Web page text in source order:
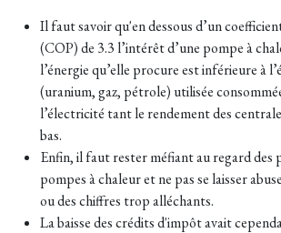
Il faut savoir qu'en dessous d’un
(COP) de 3.3 l’intérêt d’une pompe à
l’énergie qu’elle procure est inférieure à
(uranium, gaz, pétrole) utilisée
l’électricité tant le rendement des
bas.
Enfin, il faut rester méfiant au regard des
pompes à chaleur et ne pas se laisser
ou des chiffres trop alléchants.
La baisse des crédits d'impôt avait